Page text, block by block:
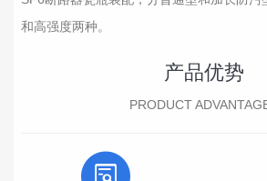
和高强度两种。
产品优势
PRODUCT